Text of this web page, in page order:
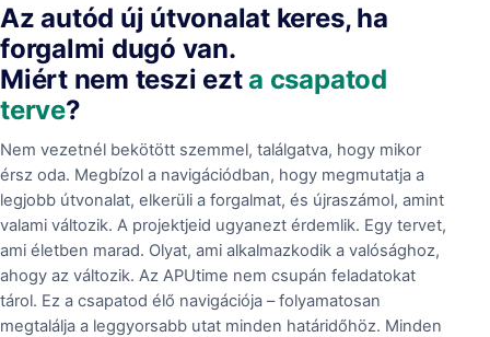
Az autód új útvonalat keres, ha
forgalmi dugó van.
Miért nem teszi ezta csapatod
terve?
Nem vezetnél bekötött szemmel, találgatva, hogy mikor
érsz oda. Megbízol a navigációdban, hogy megmutatja a
legjobb útvonalat, elkerüli a forgalmat, és újraszámol, amint
valami változik. A projektjeid ugyanezt érdemlik. Egy tervet,
ami életben marad. Olyat, ami alkalmazkodik a valósághoz,
ahogy az változik. Az APUtime nem csupán feladatokat
tárol. Ez a csapatod élő navigációja – folyamatosan
megtalálja a leggyorsabb utat minden határidőhöz. Minden